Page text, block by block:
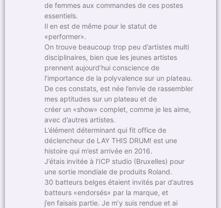
de femmes aux commandes de ces postes
essentiels.
Il en est de même pour le statut de
«performer».
On trouve beaucoup trop peu d’artistes multi
disciplinaires, bien que les jeunes artistes
prennent aujourd’hui conscience de
l’importance de la polyvalence sur un plateau.
De ces constats, est née l’envie de rassembler
mes aptitudes sur un plateau et de
créer un «show» complet, comme je les aime,
avec d’autres artistes.
L’élément déterminant qui fit office de
déclencheur de LAY THIS DRUM! est une
histoire qui m’est arrivée en 2016.
J’étais invitée à l’ICP studio (Bruxelles) pour
une sortie mondiale de produits Roland.
30 batteurs belges étaient invités par d’autres
batteurs «endorsés» par la marque, et
j’en faisais partie. Je m’y suis rendue et ai